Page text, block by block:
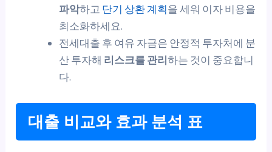
파악하고 단기 상환 계획을 세워 이자 비용을
최소화하세요.
전세대출 후 여유 자금은 안정적 투자처에 분
산 투자해 리스크를 관리하는 것이 중요합니
다.
대출 비교와 효과 분석 표